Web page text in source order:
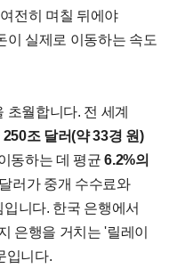
전히 며칠 뒤에야
이 실제로 이동하는 속도
월합니다. 전 세계
250조 달러(약 33경 원)
동하는 데 평균6.2%의
러가 중개 수수료와
니다. 한국 은행에서
은행을 거치는 '릴레이
입니다.